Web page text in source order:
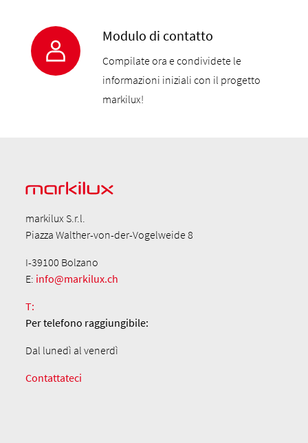
Modulo di contatto
Compilate ora e condividete le
informazioni iniziali con il progetto
markilux!
markilux S.r.l.
Piazza Walther-von-der-Vogelweide 8
I-39100 Bolzano
E: info@markilux.ch
T:
Per telefono raggiungibile:
Dal lunedì al venerdì
Contattateci